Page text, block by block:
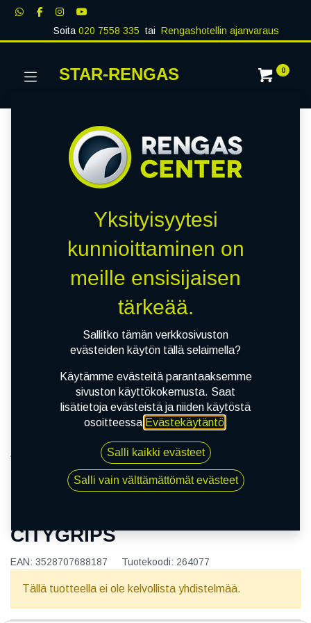
Soita020 7558 335 tai Rengashotellin ajanvaraus
STAR-RENGAS 0
110/70R13 54S MICHELIN CITYGRIPS
CITYGRIPS
EAN: 3528707688187 Tuotekoodi: 264077
Tällä tuotteella ei ole kelvollista yhdistelmää.
Yksityisyytesi
kunnioittaminen on
meille ensisijaisen
tärkeää.
Sallitko tämän verkkosivuston
evästeiden käytön tällä selaimella?
Käytämme evästeitä parantaaksemme
sivuston käyttökokemusta. Saat
lisätietoja evästeistä ja niiden käytöstä
osoitteessa Evästekäytäntö.
Salli kaikki evästeet
Salli vain välttämättömät evästeet